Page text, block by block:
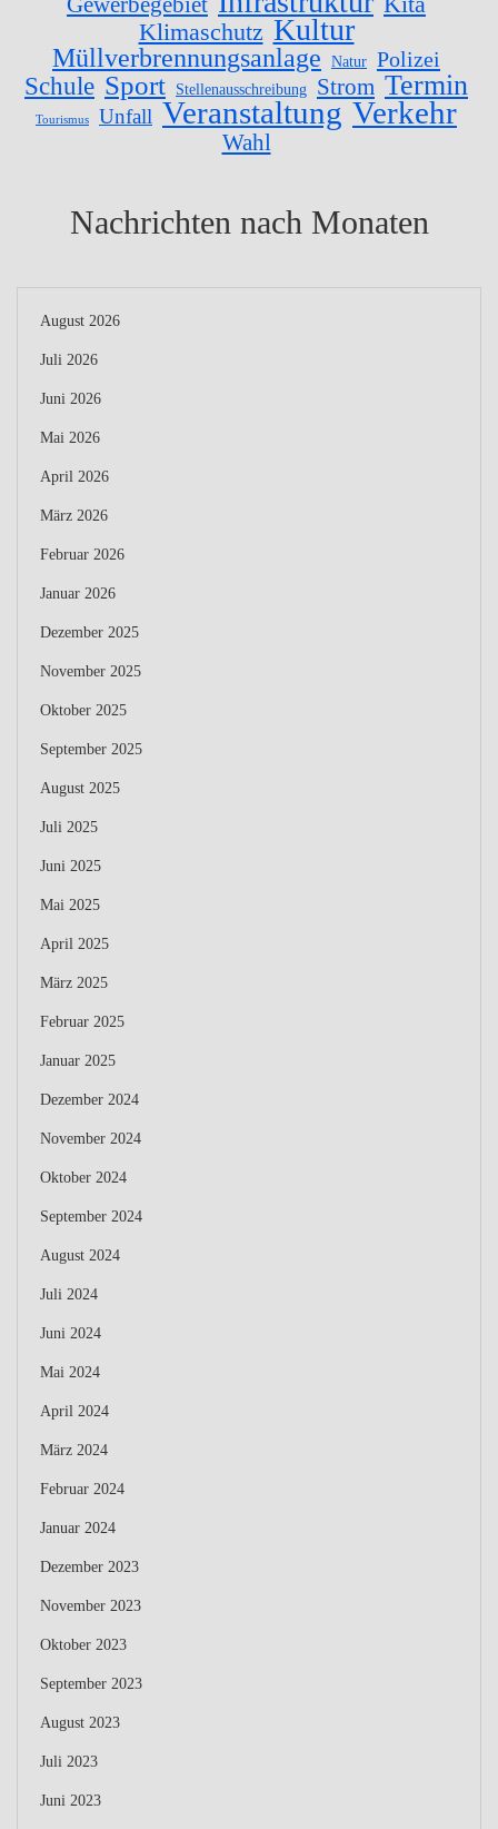
Klimaschutz Kultur
Müllverbrennungsanlage Natur Polizei
Schule Sport Stellenausschreibung Strom Termin
Tourismus Unfall Veranstaltung Verkehr
Wahl
Nachrichten nach Monaten
August 2026
Juli 2026
Juni 2026
Mai 2026
April 2026
März 2026
Februar 2026
Januar 2026
Dezember 2025
November 2025
Oktober 2025
September 2025
August 2025
Juli 2025
Juni 2025
Mai 2025
April 2025
März 2025
Februar 2025
Januar 2025
Dezember 2024
November 2024
Oktober 2024
September 2024
August 2024
Juli 2024
Juni 2024
Mai 2024
April 2024
März 2024
Februar 2024
Januar 2024
Dezember 2023
November 2023
Oktober 2023
September 2023
August 2023
Juli 2023
Juni 2023